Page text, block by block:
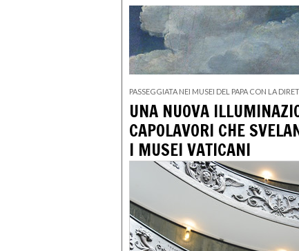
PASSEGGIATA NEI MUSEI DEL PAPA CON LA
UNA NUOVA
CAPOLAVORI CHE
I MUSEI VATICANI